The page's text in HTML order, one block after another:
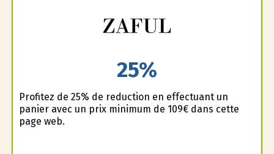
25%
Profitez de 25% de reduction en effectuant un
panier avec un prix minimum de 109€ dans cette
page web.